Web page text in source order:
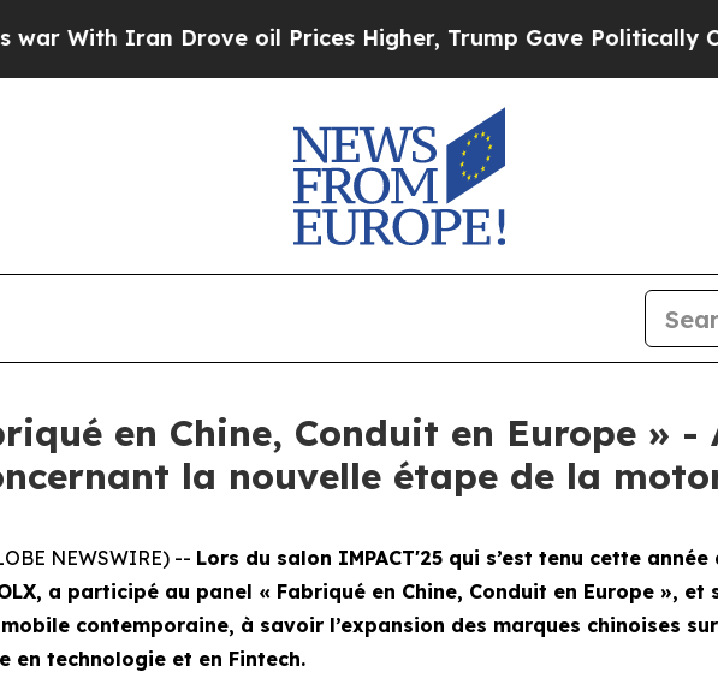
Iran Drove oil Prices Higher, Trump Gave Politically
en Chine, Conduit en Europe »
la nouvelle étape de la
NEWSWIRE) -- Lors du salon IMPACT'25 qui s’est tenu cette
a participé au panel « Fabriqué en Chine, Conduit en Europe », et
contemporaine, à savoir l’expansion des marques chinoises
en technologie et en Fintech.